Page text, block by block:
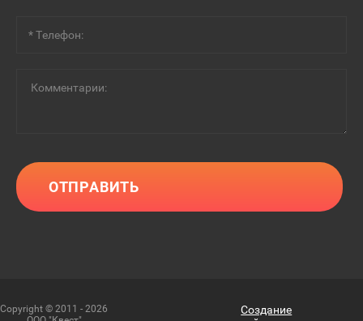
ОТПРАВИТЬ
Copyright © 2011 - 2026
Создание